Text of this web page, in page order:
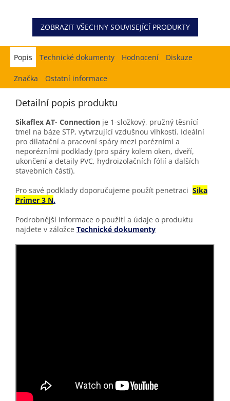
ZOBRAZIT VŠECHNY SOUVISEJÍCÍ PRODUKTY
Popis Hodnocení Diskuze
Značka Ostatní informace
Detailní popis produktu
Sikaflex AT- Connection je 1-složkový, pružný těsnící
tmel na báze STP, vytvrzující vzdušnou vlhkostí. Ideální
pro dilatační a pracovní spáry mezi porézními a
neporézními podklady (pro spáry kolem oken, dveří,
ukončení a detaily PVC, hydroizolačních fólií a dalších
stavebních částí).
Pro savé podklady doporučujeme použít penetraci Sika
Primer 3 N.
Podrobnější informace o použití a údaje o produktu
najdete v záložce Technické dokumenty